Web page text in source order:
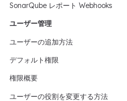
SonarQube レポート Webhooks
ユーザー管理
ユーザーの追加方法
デフォルト権限
権限概要
ユーザーの役割を変更する方法